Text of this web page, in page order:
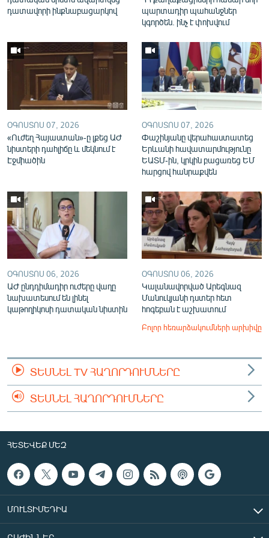
English
ՀԵՏԵՎԵՔ ՄԵԶ
«Ազատության» բոլոր կայքերը
դատավորի ինքնաբացարկով
պարտադիր պահանջներ
կգործեն. ինչ է փոխվում
ՕԳՈՍՏՈՍ 07, 2026
«Ուժեղ Հայաստան»-ը լքեց ԱԺ
նիստերի դահլիճը և մեկնում է
Էջմիածին
ՕԳՈՍՏՈՍ 07, 2026
Փաշինյանը վերահաստատեց
Երևանի հավատարմությունը
ԵԱՏՄ-ին, կրկին բացառեց ԵՄ
հարցով հանրաքվեն
ՕԳՈՍՏՈՍ 06, 2026
ԱԺ ընդդիմադիր ուժերը վաղը
նախատեսում են լինել
կաթողիկոսի դատական նիստին
ՕԳՈՍՏՈՍ 06, 2026
Կալանավորված Արեգնազ
Մանուկյանի դստեր հետ
հոգեբան է աշխատում
Բոլոր հեռարձակումների արխիվը
ՏԵՍՆԵԼ TV ՀԱՂՈՐԴՈՒՄՆԵՐԸ
ՏԵՍՆԵԼ ՀԱՂՈՐԴՈՒՄՆԵՐԸ
ՀԵՏԵՎԵՔ ՄԵԶ
ՄՈՒԼՏԻՄԵԴԻԱ